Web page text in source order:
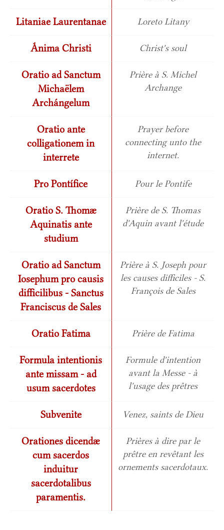
Litaniae Laurentanae Loreto Litany
Ánima Christi Christ's soul
Oratio ad Sanctum
Michaëlem
Archángelum
Prière à S. Michel
Archange
Oratio ante
colligationem in
interrete
Prayer before
connecting unto the
internet.
Pro Pontífice Pour le Pontife
Oratio S. Thomæ
Aquinatis ante
studium
Prière de S. Thomas
d'Aquin avant l'étude
Oratio ad Sanctum
Iosephum pro causis
difficilibus - Sanctus
Franciscus de Sales
Prière à S. Joseph pour
les causes difficiles - S.
François de Sales
Oratio Fatima Prière de Fatima
Formula intentionis
ante missam - ad
usum sacerdotes
Formule d'intention
avant la Messe - à
l'usage des prêtres
Subvenite Venez, saints de Dieu
Orationes dicendæ
cum sacerdos
induitur
sacerdotalibus
paramentis.
Prières à dire par le
prêtre en revêtant les
ornements sacerdotaux.